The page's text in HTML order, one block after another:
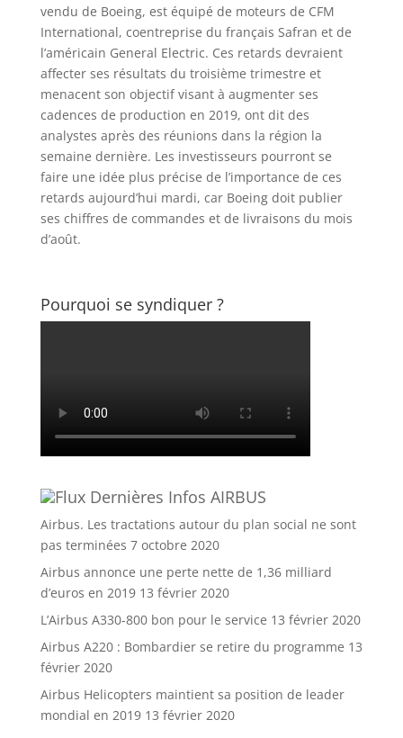
vendu de Boeing, est équipé de moteurs de CFM
International, coentreprise du français Safran et de
l’américain General Electric. Ces retards devraient
affecter ses résultats du troisième trimestre et
menacent son objectif visant à augmenter ses
cadences de production en 2019, ont dit des
analystes après des réunions dans la région la
semaine dernière. Les investisseurs pourront se
faire une idée plus précise de l’importance de ces
retards aujourd’hui mardi, car Boeing doit publier
ses chiffres de commandes et de livraisons du mois
d’août.
Pourquoi se syndiquer ?
Dernières Infos AIRBUS
Airbus. Les tractations autour du plan social ne sont
pas terminées 7 octobre 2020
Airbus annonce une perte nette de 1,36 milliard
d’euros en 2019 13 février 2020
L’Airbus A330-800 bon pour le service 13 février 2020
Airbus A220 : Bombardier se retire du programme 13
février 2020
Airbus Helicopters maintient sa position de leader
mondial en 2019 13 février 2020